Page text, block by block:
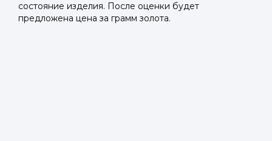
состояние изделия. После оценки будет
предложена цена за грамм золота.